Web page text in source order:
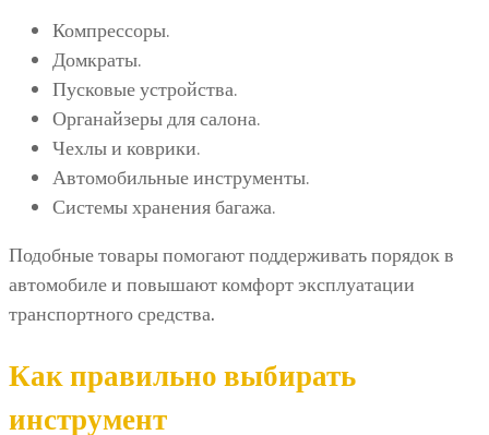
Компрессоры.
Домкраты.
Пусковые устройства.
Органайзеры для салона.
Чехлы и коврики.
Автомобильные инструменты.
Системы хранения багажа.
Подобные товары помогают поддерживать порядок в
автомобиле и повышают комфорт эксплуатации
транспортного средства.
Как правильно выбирать
инструмент